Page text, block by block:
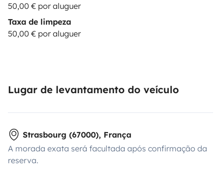
50,00 € por aluguer
Taxa de limpeza
50,00 € por aluguer
Lugar de levantamento do veículo
Strasbourg (67000), França
A morada exata será facultada após confirmação da
reserva.